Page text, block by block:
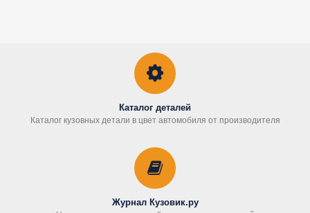
Каталог деталей
Каталог кузовных детали в цвет автомобиля от производителя
Журнал Кузовик.ру